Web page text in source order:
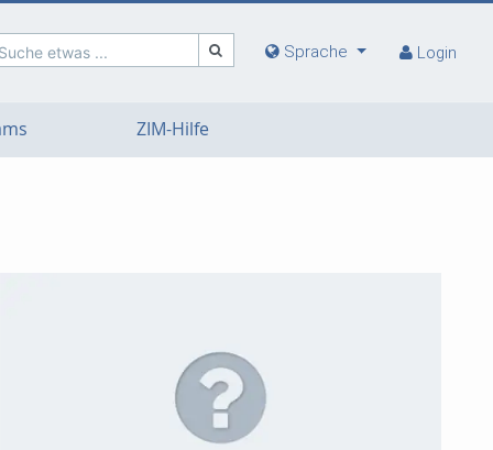
Suche etwas ... Sprache Login
ZIM-Hilfe